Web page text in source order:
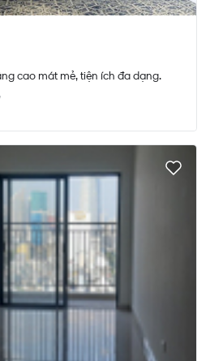
cao mát mẻ, tiện ích đa dạng.